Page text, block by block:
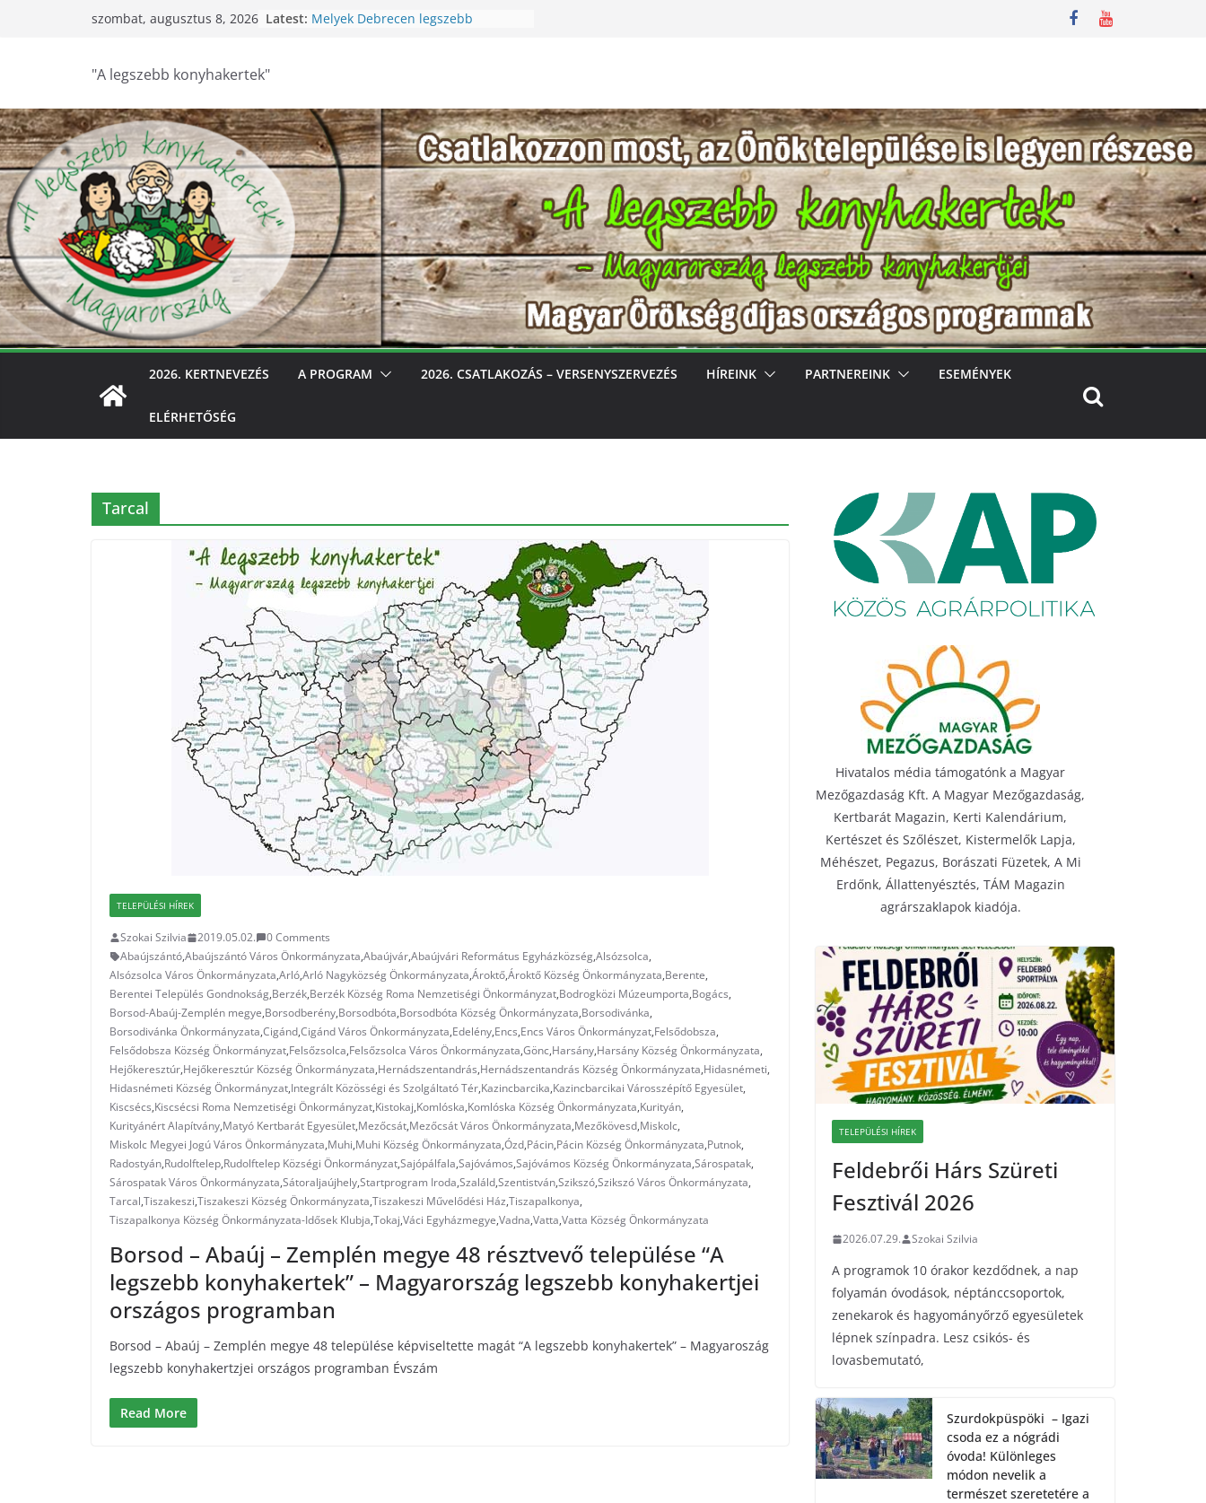
szombat, augusztus 8, 2026 Latest: Melyek Debrecen legszebb
nógrádi óvoda! Különleges módon
nevelik a természet szeretetére a
legkisebbeket
Keresik Debrecen legszebb
konyhakertjeit
Debrecen – Ültess, gondozd, nyerj:
Debrecen legszebb konyhakertjeit
keresik – videóval
"A legszebb konyhakertek"
2026. KERTNEVEZÉS A PROGRAM 2026. CSATLAKOZÁS – VERSENYSZERVEZÉS HÍREINK PARTNEREINK ESEMÉNYEK
ELÉRHETŐSÉG
Tarcal
TELEPÜLÉSI HÍREK
Szokai Szilvia 2019.05.02.
0 Comments
Abaújszántó,Abaújszántó Város Önkormányzata,Abaújvár,Abaújvári Református Egyházközség,Alsózsolca,
Alsózsolca Város Önkormányzata,Arló,Arló Nagyközség Önkormányzata,Ároktő,Ároktő Község Önkormányzata,Berente,
Berentei Település Gondnokság,Berzék,Berzék Község Roma Nemzetiségi Önkormányzat,Bodrogközi Múzeumporta,Bogács,
Borsod-Abaúj-Zemplén megye,Borsodberény,Borsodbóta,Borsodbóta Község Önkormányzata,Borsodivánka,
Borsodivánka Önkormányzata,Cigánd,Cigánd Város Önkormányzata,Edelény,Encs,Encs Város Önkormányzat,Felsődobsza,
Felsődobsza Község Önkormányzat,Felsőzsolca,Felsőzsolca Város Önkormányzata,Gönc,Harsány,Harsány Község Önkormányzata,
Hejőkeresztúr,Hejőkeresztúr Község Önkormányzata,Hernádszentandrás,Hernádszentandrás Község Önkormányzata,Hidasnémeti,
Hidasnémeti Község Önkormányzat,Integrált Közösségi és Szolgáltató Tér,Kazincbarcika,Kazincbarcikai Városszépítő Egyesület,
Kiscsécs,Kiscsécsi Roma Nemzetiségi Önkormányzat,Kistokaj,Komlóska,Komlóska Község Önkormányzata,Kurityán,
Kurityánért Alapítvány,Matyó Kertbarát Egyesület,Mezőcsát,Mezőcsát Város Önkormányzata,Mezőkövesd,Miskolc,
Miskolc Megyei Jogú Város Önkormányzata,Muhi,Muhi Község Önkormányzata,Ózd,Pácin,Pácin Község Önkormányzata,Putnok,
Radostyán,Rudolftelep,Rudolftelep Községi Önkormányzat,Sajópálfala,Sajóvámos,Sajóvámos Község Önkormányzata,Sárospatak,
Sárospatak Város Önkormányzata,Sátoraljaújhely,Startprogram Iroda,Szaláld,Szentistván,Szikszó,Szikszó Város Önkormányzata,
Tarcal,Tiszakeszi,Tiszakeszi Község Önkormányzata,Tiszakeszi Művelődési Ház,Tiszapalkonya,
Tiszapalkonya Község Önkormányzata-Idősek Klubja,Tokaj,Váci Egyházmegye,Vadna,Vatta,Vatta Község Önkormányzata
Borsod – Abaúj – Zemplén megye 48 résztvevő települése “A
legszebb konyhakertek” – Magyarország legszebb konyhakertjei
országos programban
Borsod – Abaúj – Zemplén megye 48 települése képviseltette magát “A legszebb konyhakertek” – Magyaroszág
legszebb konyhakertzjei országos programban Évszám
Read More
Hivatalos média támogatónk a Magyar
Mezőgazdaság Kft. A Magyar Mezőgazdaság,
Kertbarát Magazin, Kerti Kalendárium,
Kertészet és Szőlészet, Kistermelők Lapja,
Méhészet, Pegazus, Borászati Füzetek, A Mi
Erdőnk, Állattenyésztés, TÁM Magazin
agrárszaklapok kiadója.
TELEPÜLÉSI HÍREK
Feldebrői Hárs Szüreti
Fesztivál 2026
2026.07.29. Szokai Szilvia
A programok 10 órakor kezdődnek, a nap
folyamán óvodások, néptánccsoportok,
zenekarok és hagyományőrző egyesületek
lépnek színpadra. Lesz csikós- és
lovasbemutató,
Szurdokpüspöki – Igazi
csoda ez a nógrádi
óvoda! Különleges
módon nevelik a
természet szeretetére a